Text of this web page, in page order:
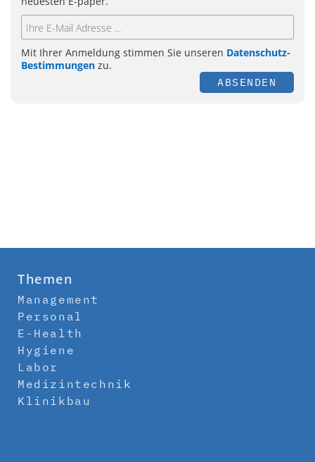
Mit Ihrer Anmeldung stimmen Sie unseren Datenschutz-
Bestimmungen zu.
ABSENDEN
Themen
Management
Personal
E-Health
Hygiene
Labor
Medizintechnik
Klinikbau